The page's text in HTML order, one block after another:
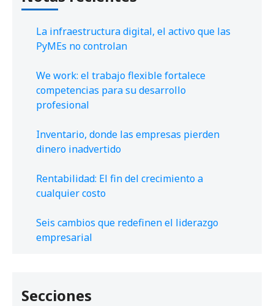
La infraestructura digital, el activo que las
PyMEs no controlan
We work: el trabajo flexible fortalece
competencias para su desarrollo
profesional
Inventario, donde las empresas pierden
dinero inadvertido
Rentabilidad: El fin del crecimiento a
cualquier costo
Seis cambios que redefinen el liderazgo
empresarial
Secciones